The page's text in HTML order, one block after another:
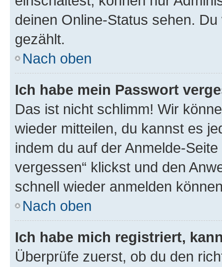
deinen Online-Status sehen.
gezählt.
Nach oben
Ich habe mein Passwort
Das ist nicht schlimm! Wir
wieder mitteilen, du kannst es
indem du auf der Anmelde-
vergessen“ klickst und den
schnell wieder anmelden
Nach oben
Ich habe mich registriert,
Überprüfe zuerst, ob du den